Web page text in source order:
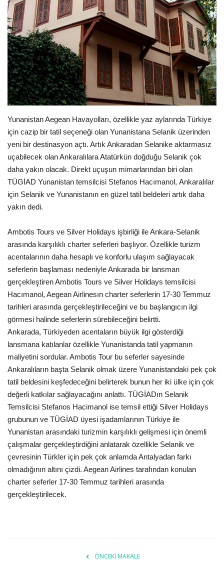
Araştırma - İnceleme
Lezzet Durakları
Röportajlar
Gezi - Yorum
Sizlerden Gelenler
Yorumlar
Video Tanıtım
Köşe Yazarları
Galeri
Yunanistan Aegean Havayolları, özellikle yaz aylarında Türkiye
için cazip bir tatil seçeneği olan Yunanistana Selanik üzerinden
yeni bir destinasyon açtı. Artık Ankaradan Selanike aktarmasız
uçabilecek olan Ankaralılara Atatürkün doğduğu Selanik çok
daha yakın olacak. Direkt uçuşun mimarlarından biri olan
TÜGİAD Yunanistan temsilcisi Stefanos Hacımanol, Ankaralılar
için Selanik ve Yunanistanın en güzel tatil beldeleri artık daha
yakın dedi.
Ambotis Tours ve Silver Holidays işbirliği ile Ankara-Selanik
arasında karşılıklı charter seferleri başlıyor. Özellikle turizm
acentalarının daha hesaplı ve konforlu ulaşım sağlayacak
seferlerin başlaması nedeniyle Ankarada bir lansman
gerçekleştiren Ambotis Tours ve Silver Holidays temsilcisi
Hacımanol, Aegean Airlinesın charter seferlerin 17-30 Temmuz
tarihleri arasında gerçekleştirileceğini ve bu başlangıcın ilgi
görmesi halinde seferlerin sürebileceğini belirtti.
Ankarada, Türkiyeden acentaların büyük ilgi gösterdiği
lansmana katılanlar özellikle Yunanistanda tatil yapmanın
maliyetini sordular. Ambotis Tour bu seferler sayesinde
Ankaralıların başta Selanik olmak üzere Yunanistandaki pek çok
tatil beldesini keşfedeceğini belirterek bunun her iki ülke için çok
değerli katkılar sağlayacağını anlattı. TÜGİADın Selanik
Temsilcisi Stefanos Hacimanol ise temsil ettiği Silver Holidays
grubunun ve TÜGİAD üyesi işadamlarının Türkiye ile
Yunanistan arasındaki turizmin karşılıklı gelişmesi için önemli
çalışmalar gerçekleştirdiğini anlatarak özellikle Selanik ve
çevresinin Türkler için pek çok anlamda Antalyadan farkı
olmadığının altını çizdi. Aegean Airlines tarafından konulan
charter seferler 17-30 Temmuz tarihleri arasında
gerçekleştirilecek.
ÖNCEKI MAKALE